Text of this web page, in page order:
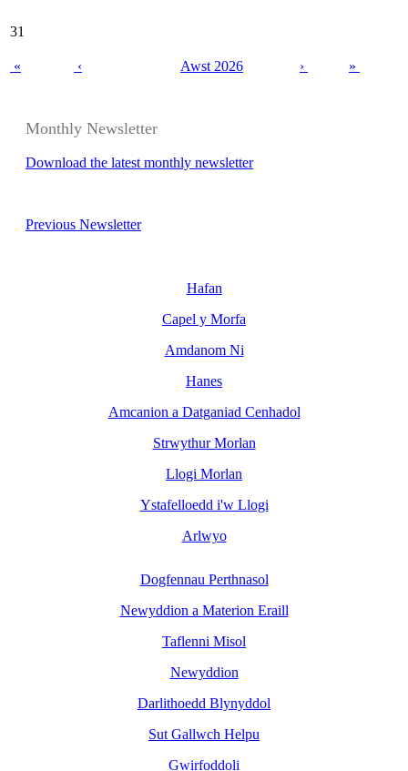
31
« ‹ Awst 2026 › »
Monthly Newsletter
Download the latest monthly newsletter
Previous Newsletter
Hafan
Capel y Morfa
Amdanom Ni
Hanes
Amcanion a Datganiad Cenhadol
Strwythur Morlan
Llogi Morlan
Ystafelloedd i'w Llogi
Arlwyo
Dogfennau Perthnasol
Newyddion a Materion Eraill
Taflenni Misol
Newyddion
Darlithoedd Blynyddol
Sut Gallwch Helpu
Gwirfoddoli